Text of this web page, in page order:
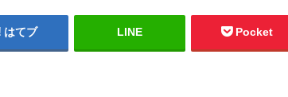
はてブ LINE Pocket